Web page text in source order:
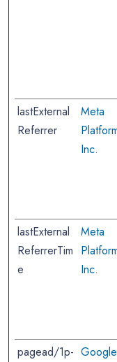
lastExternal
Referrer
Meta
Inc.
lastExternal
ReferrerTim
e
Meta
Inc.
pagead/1p- Google